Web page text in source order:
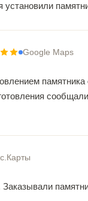
установили
Google Maps